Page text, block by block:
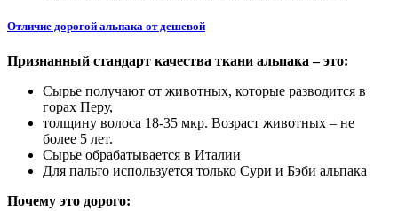
Отличие дорогой альпака от дешевой
Признанный стандарт качества ткани альпака – это:
Сырье получают от животных, которые разводится в
горах Перу,
толщину волоса 18-35 мкр. Возраст животных – не
более 5 лет.
Сырье обрабатывается в Италии
Для пальто используется только Сури и Бэби альпака
Почему это дорого: